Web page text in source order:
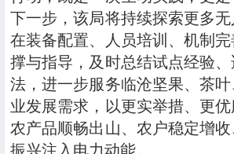
下一步，该局将持续探索更多无
在装备配置、人员培训、机制
撑与指导，及时总结试点经验
法，进一步服务临沧坚果、茶
业发展需求，以更实举措、更
农产品顺畅出山、农户稳定增
振兴注入电力动能。